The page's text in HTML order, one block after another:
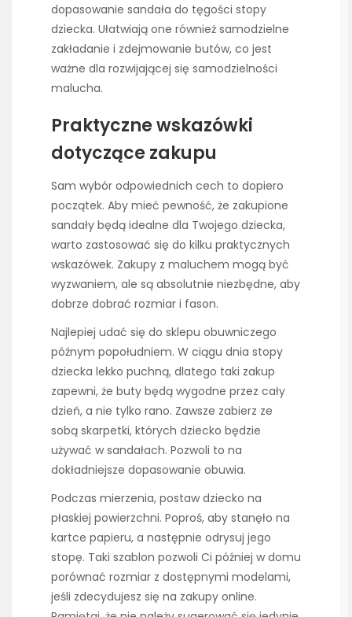
dopasowanie sandała do tęgości stopy
dziecka. Ułatwiają one również samodzielne
zakładanie i zdejmowanie butów, co jest
ważne dla rozwijającej się samodzielności
malucha.
Praktyczne wskazówki
dotyczące zakupu
Sam wybór odpowiednich cech to dopiero
początek. Aby mieć pewność, że zakupione
sandały będą idealne dla Twojego dziecka,
warto zastosować się do kilku praktycznych
wskazówek. Zakupy z maluchem mogą być
wyzwaniem, ale są absolutnie niezbędne, aby
dobrze dobrać rozmiar i fason.
Najlepiej udać się do sklepu obuwniczego
późnym popołudniem. W ciągu dnia stopy
dziecka lekko puchną, dlatego taki zakup
zapewni, że buty będą wygodne przez cały
dzień, a nie tylko rano. Zawsze zabierz ze
sobą skarpetki, których dziecko będzie
używać w sandałach. Pozwoli to na
dokładniejsze dopasowanie obuwia.
Podczas mierzenia, postaw dziecko na
płaskiej powierzchni. Poproś, aby stanęło na
kartce papieru, a następnie odrysuj jego
stopę. Taki szablon pozwoli Ci później w domu
porównać rozmiar z dostępnymi modelami,
jeśli zdecydujesz się na zakupy online.